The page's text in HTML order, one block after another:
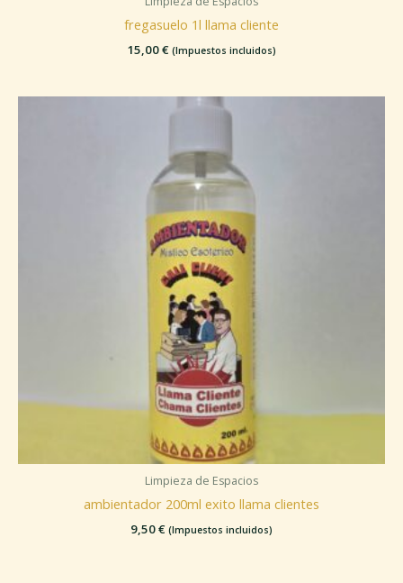
fregasuelo 1l llama cliente
15,00€ (Impuestos incluidos)
Limpieza de Espacios
ambientador 200ml exito llama clientes
9,50€ (Impuestos incluidos)